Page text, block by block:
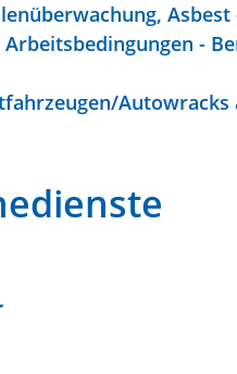
Asbest
-
Autowracks